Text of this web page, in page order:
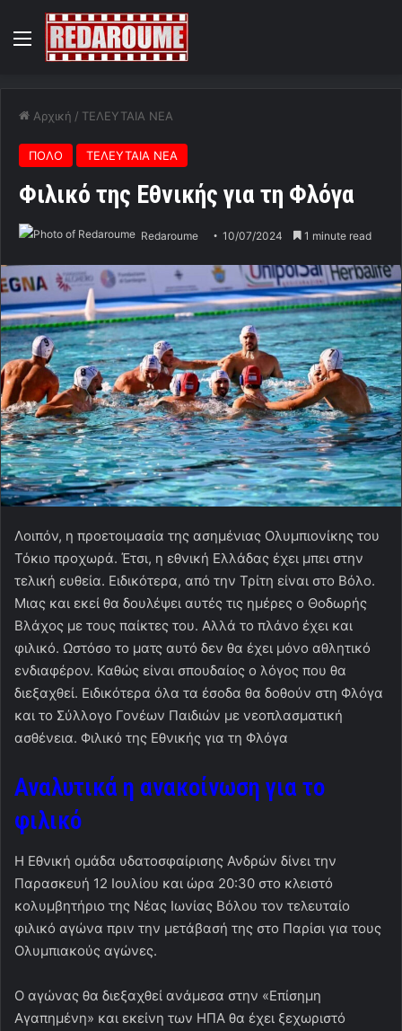
Menu
Αρχική / ΤΕΛΕΥΤΑΙΑ ΝΕΑ
ΠΟΛΟ ΤΕΛΕΥΤΑΙΑ ΝΕΑ
Φιλικό της Εθνικής για τη Φλόγα
Redaroume 10/07/2024 1 minute read
Λοιπόν, η προετοιμασία της ασημένιας Ολυμπιονίκης του
Τόκιο προχωρά. Έτσι, η εθνική Ελλάδας έχει μπει στην
τελική ευθεία. Ειδικότερα, από την Τρίτη είναι στο Βόλο.
Μιας και εκεί θα δουλέψει αυτές τις ημέρες ο Θοδωρής
Βλάχος με τους παίκτες του. Αλλά το πλάνο έχει και
φιλικό. Ωστόσο το ματς αυτό δεν θα έχει μόνο αθλητικό
ενδιαφέρον. Καθώς είναι σπουδαίος ο λόγος που θα
διεξαχθεί. Ειδικότερα όλα τα έσοδα θα δοθούν στη Φλόγα
και το Σύλλογο Γονέων Παιδιών με νεοπλασματική
ασθένεια. Φιλικό της Εθνικής για τη Φλόγα
Αναλυτικά η ανακοίνωση για το
φιλικό
Η Εθνική ομάδα υδατοσφαίρισης Ανδρών δίνει την
Παρασκευή 12 Ιουλίου και ώρα 20:30 στο κλειστό
κολυμβητήριο της Νέας Ιωνίας Βόλου τον τελευταίο
φιλικό αγώνα πριν την μετάβασή της στο Παρίσι για τους
Ολυμπιακούς αγώνες.
Ο αγώνας θα διεξαχθεί ανάμεσα στην «Επίσημη
Αγαπημένη» και εκείνη των ΗΠΑ θα έχει ξεχωριστό